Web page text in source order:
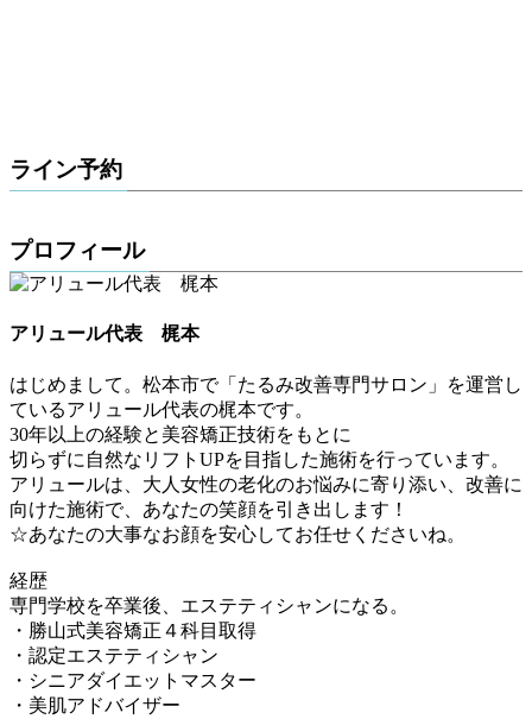
ライン予約
プロフィール
アリュール代表 梶本
はじめまして。松本市で「たるみ改善専門サロン」を運営し
ているアリュール代表の梶本です。
30年以上の経験と美容矯正技術をもとに
切らずに自然なリフトUPを目指した施術を行っています。
アリュールは、大人女性の老化のお悩みに寄り添い、改善に
向けた施術で、あなたの笑顔を引き出します！
☆あなたの大事なお顔を安心してお任せくださいね。
経歴
専門学校を卒業後、エステティシャンになる。
・勝山式美容矯正４科目取得
・認定エステティシャン
・シニアダイエットマスター
・美肌アドバイザー